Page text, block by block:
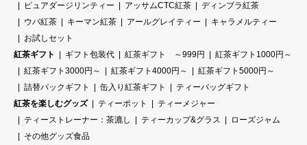
ピュアダージリンティー
アッサムCTC紅茶
ディンブラ紅茶
ウバ紅茶
キーマン紅茶 アールグレイティー
キャラメルティー
お試しセット
紅茶ギフト
ギフト包装代 紅茶ギフト ～999円
紅茶ギフト1000円～
紅茶ギフト3000円～
紅茶ギフト4000円～
紅茶ギフト5000円～
詰替パックギフト
缶入り紅茶ギフト
ティーバッグギフト
紅茶を楽しむグッズ
ティーポット
ティーメジャー
ティーストレーナー：茶漉し
ティーカップ&グラス
ローズジャム
その他グッズ食品